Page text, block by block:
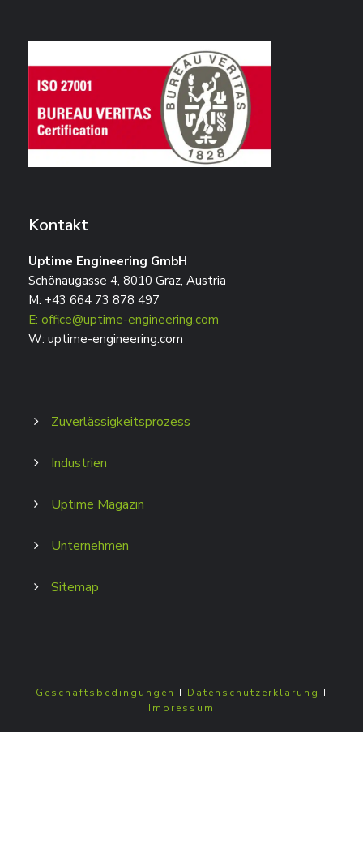
Kontakt
Uptime Engineering GmbH
Schönaugasse 4, 8010 Graz, Austria
M: +43 664 73 878 497
E: office@uptime-engineering.com
W: uptime-engineering.com
Zuverlässigkeitsprozess
Industrien
Uptime Magazin
Unternehmen
Sitemap
Geschäftsbedingungen I Datenschutzerklärung I
Impressum